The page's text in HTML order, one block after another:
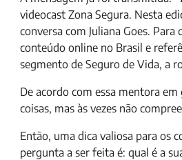
videocast Zona Segura. Nesta
conversa com Juliana Goes.
conteúdo online no Brasil e
segmento de Seguro de Vida, a
De acordo com essa mentora
coisas, mas às vezes não
Então, uma dica valiosa para os
pergunta a ser feita é: qual é a